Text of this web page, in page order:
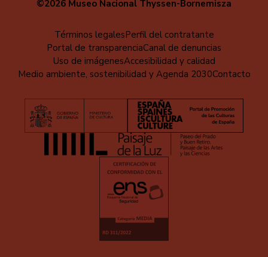
©2026 Museo Nacional Thyssen-Bornemisza
pie
Términos legalesPerfil del contratante
Portal de transparenciaCanal de denuncias
Uso de imágenesAccesibilidad y calidad
Medio ambiente, sostenibilidad y Agenda 2030Contacto